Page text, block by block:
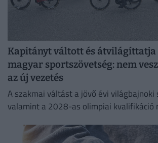
Kapitányt váltott és átvilágíttatja
magyar sportszövetség: nem
az új vezetés
A szakmai váltást a jövő évi világbajnoki
valamint a 2028-as olimpiai kvalifikáció
posztjáról távozott.